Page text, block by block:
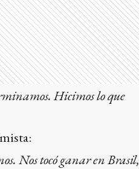
Hicimos lo que
Nos tocó ganar en Brasil,